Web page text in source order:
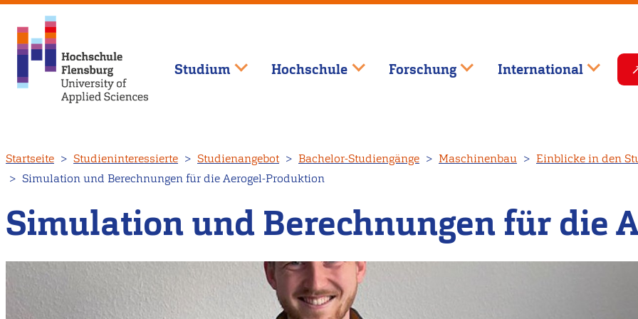
zum
Inhalt
Studium Hochschule Forschung International
Startseite Studieninteressierte Studienangebot Bachelor-Studiengänge Maschinenbau
Einblicke in den
Simulation und Berechnungen für die Aerogel-Produktion
Simulation und Berechnungen für die